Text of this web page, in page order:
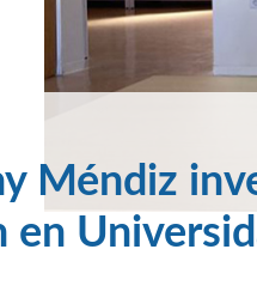
Méndiz
en